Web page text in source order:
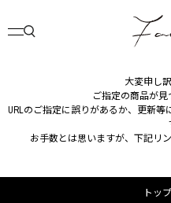
大変申し
ご指定の商品が見
URLのご指定に誤りがあるか、更新
お手数とは思いますが、下記リ
トッ